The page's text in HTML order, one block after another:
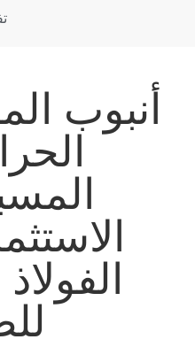
أنبوب